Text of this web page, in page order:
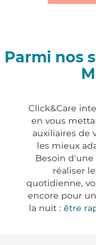
Parmi nos
Click&Care
en vous
auxiliaires de
les mieux
Besoin
réaliser
quotidienne,
encore pour
la nuit : être